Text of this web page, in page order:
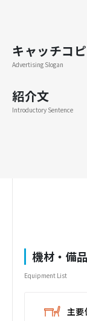
キャッチコ
Advertising Slogan
紹介文
Introductory Sentence
機材・備品
Equipment List
主